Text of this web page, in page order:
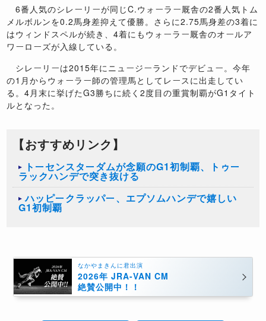
6番人気のシレーリーが同じC.ウォーラー厩舎の2番人気トム
メルボルンを0.2馬身差抑えて優勝。さらに2.75馬身差の3着に
はウィンドスペルが続き、4着にもウォーラー厩舎のオールア
ワーローズが入線している。
シレーリーは2015年にニュージーランドでデビュー。今年
の1月からウォーラー師の管理馬としてレースに出走してい
る。4月末に挙げたG3勝ちに続く2度目の重賞制覇がG1タイト
ルとなった。
【おすすめリンク】
トーセンスターダムが念願のG1初制覇、トゥー
ラックハンデで突き抜ける
ハッピークラッパー、エプソムハンデで嬉しい
G1初制覇
なかやまきんに君出演
2026年 JRA-VAN CM
絶賛公開中！！